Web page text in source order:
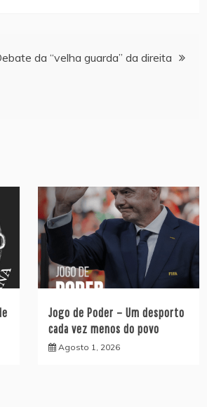
da “velha guarda” da direita
Jogo de Poder – Um desporto
cada vez menos do povo
Agosto 1, 2026